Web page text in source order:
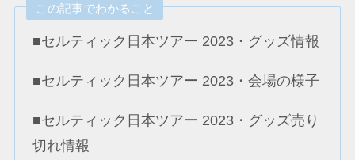
この記事でわかること
■セルティック日本ツアー 2023・グッズ情報
■セルティック日本ツアー 2023・会場の様子
■セルティック日本ツアー 2023・グッズ売り
切れ情報